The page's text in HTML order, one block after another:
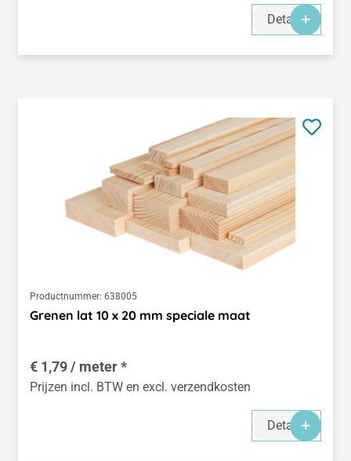
Details
Productnummer: 638005
Grenen lat 10 x 20 mm speciale maat
€ 1,79 / meter *
Prijzen incl. BTW en excl. verzendkosten
Details